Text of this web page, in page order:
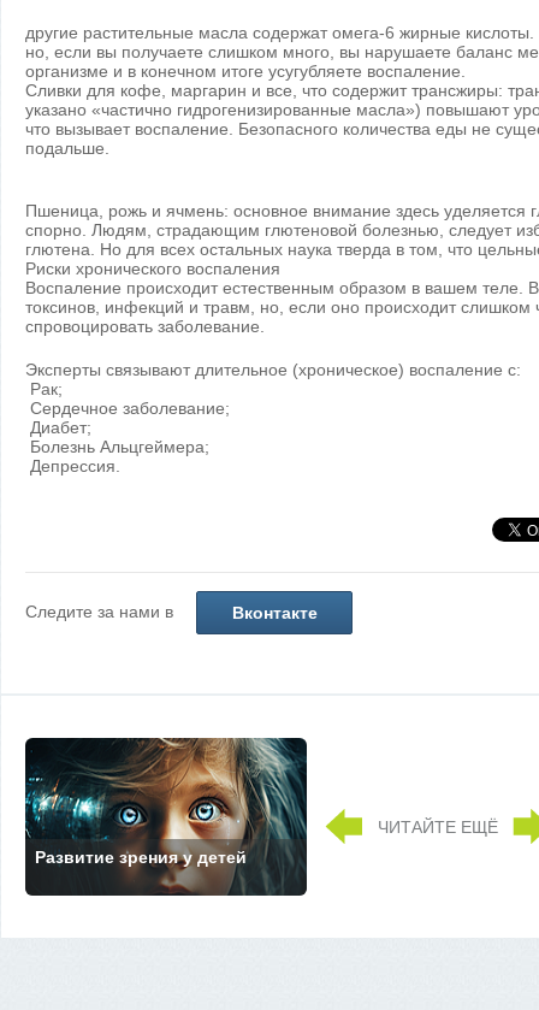
другие растительные масла содержат омега-6 жирные
но, если вы получаете слишком много, вы нарушаете баланс
организме и в конечном итоге усугубляете воспаление.
Сливки для кофе, маргарин и все, что содержит трансжиры:
указано «частично гидрогенизированные масла») повышают
что вызывает воспаление. Безопасного количества еды не
подальше.
Пшеница, рожь и ячмень: основное внимание здесь уделяется
спорно. Людям, страдающим глютеновой болезнью, следует
глютена. Но для всех остальных наука тверда в том, что
Риски хронического воспаления
Воспаление происходит естественным образом в вашем теле.
токсинов, инфекций и травм, но, если оно происходит слишком
спровоцировать заболевание.
Эксперты связывают длительное (хроническое) воспаление с:
Рак;
Сердечное заболевание;
Диабет;
Болезнь Альцгеймера;
Депрессия.
Следите за нами в Вконтакте
Развитие зрения у детей
ЧИТАЙТЕ ЕЩЁ